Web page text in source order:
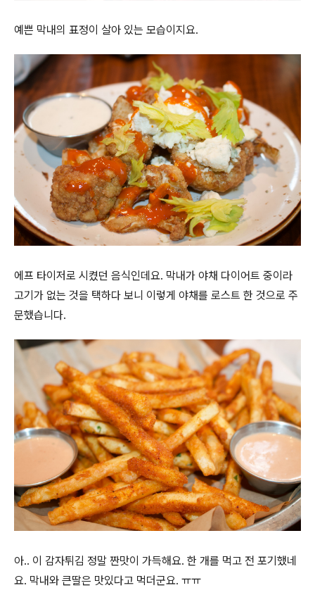
예쁜 막내의 표정이 살아 있는 모습이지요.
에프 타이저로 시켰던 음식인데요. 막내가 야채 다이어트 중이라
고기가 없는 것을 택하다 보니 이렇게 야채를 로스트 한 것으로 주
문했습니다.
아.. 이 감자튀김 정말 짠맛이 가득해요. 한 개를 먹고 전 포기했네
요. 막내와 큰딸은 맛있다고 먹더군요. ㅠㅠ